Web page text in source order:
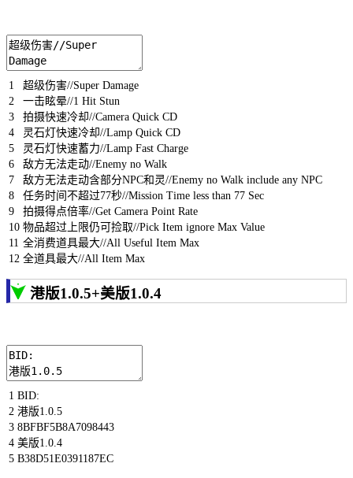
1
2
3
4
5
6
7
8
9
10
11
12
超级伤害//Super Damage
一击眩晕//1 Hit Stun
拍摄快速冷却//Camera Quick CD
灵石灯快速冷却//Lamp Quick CD
灵石灯快速蓄力//Lamp Fast Charge
敌方无法走动//Enemy no Walk
敌方无法走动含部分NPC和灵//Enemy no Walk include any NPC
任务时间不超过77秒//Mission Time less than 77 Sec
拍摄得点倍率//Get Camera Point Rate
物品超过上限仍可捡取//Pick Item ignore Max Value
全消费道具最大//All Useful Item Max
全道具最大//All Item Max
港版1.0.5+美版1.0.4
1
2
3
4
5
BID:
港版1.0.5
8BFBF5B8A7098443
美版1.0.4
B38D51E0391187EC